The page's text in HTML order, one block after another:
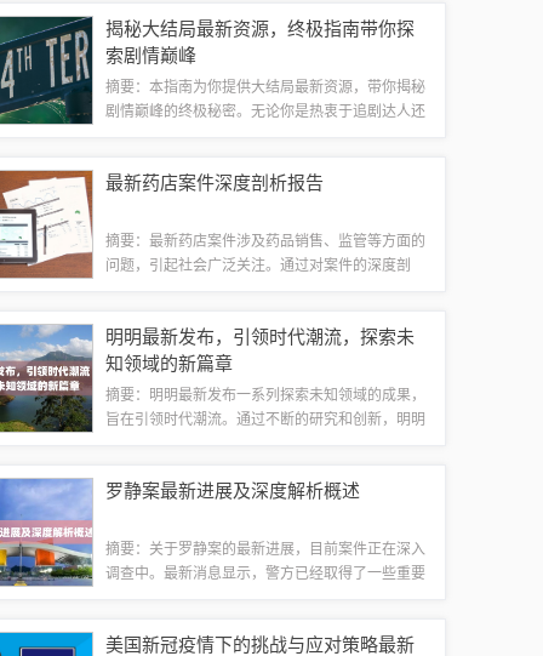
为科技领域的佼佼者。随着科技的飞速发展...
揭秘大结局最新资源，终极指南带你探
索剧情巅峰
摘要：本指南为你提供大结局最新资源，带你揭秘
剧情巅峰的终极秘密。无论你是热衷于追剧达人还
发展，探索剧情巅峰的终极指南，让你不再错...
最新药店案件深度剖析报告
摘要：最新药店案件涉及药品销售、监管等方面的
问题，引起社会广泛关注。通过对案件的深度剖
药店监管力度，保障公众用药安全。也呼吁药店...
明明最新发布，引领时代潮流，探索未
知领域的新篇章
摘要：明明最新发布一系列探索未知领域的成果，
旨在引领时代潮流。通过不断的研究和创新，明明
也预示着未来科技发展的趋势和方向。明明团...
罗静案最新进展及深度解析概述
摘要：关于罗静案的最新进展，目前案件正在深入
调查中。最新消息显示，警方已经取得了一些重要
件的背后原因和深层次问题进行了深入的探讨...
美国新冠疫情下的挑战与应对策略最新